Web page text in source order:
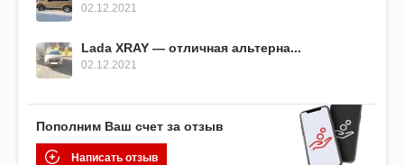
02.12.2021
Lada XRAY — отличная альтерна...
02.12.2021
Пополним Ваш счет за отзыв
Написать отзыв